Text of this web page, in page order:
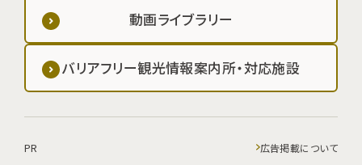
動画ライブラリー
バリアフリー観光情報案内所・対応施設
PR 広告掲載について